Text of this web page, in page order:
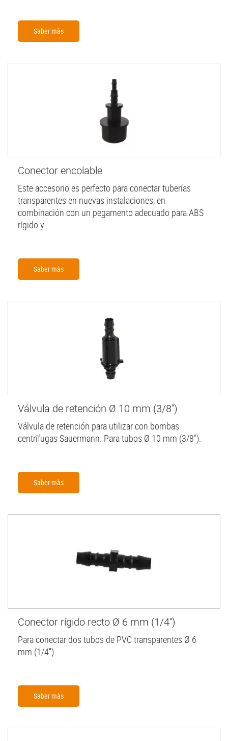
Saber màs
Conector encolable
Este accesorio es perfecto para conectar tuberías
transparentes en nuevas instalaciones, en
combinación con un pegamento adecuado para ABS
rígido y...
Saber màs
Válvula de retención Ø 10 mm (3/8'')
Válvula de retención para utilizar con bombas
centrífugas Sauermann. Para tubos Ø 10 mm (3/8").
Saber màs
Conector rígido recto Ø 6 mm (1/4'')
Para conectar dos tubos de PVC transparentes Ø 6
mm (1/4'').
Saber màs